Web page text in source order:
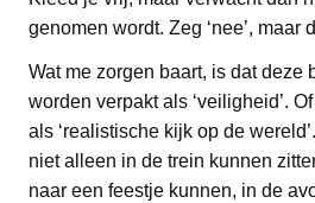
genomen wordt. Zeg ‘nee’, maar
Wat me zorgen baart, is dat deze
worden verpakt als ‘veiligheid’.
als ‘realistische kijk op de
niet alleen in de trein kunnen
naar een feestje kunnen, in de